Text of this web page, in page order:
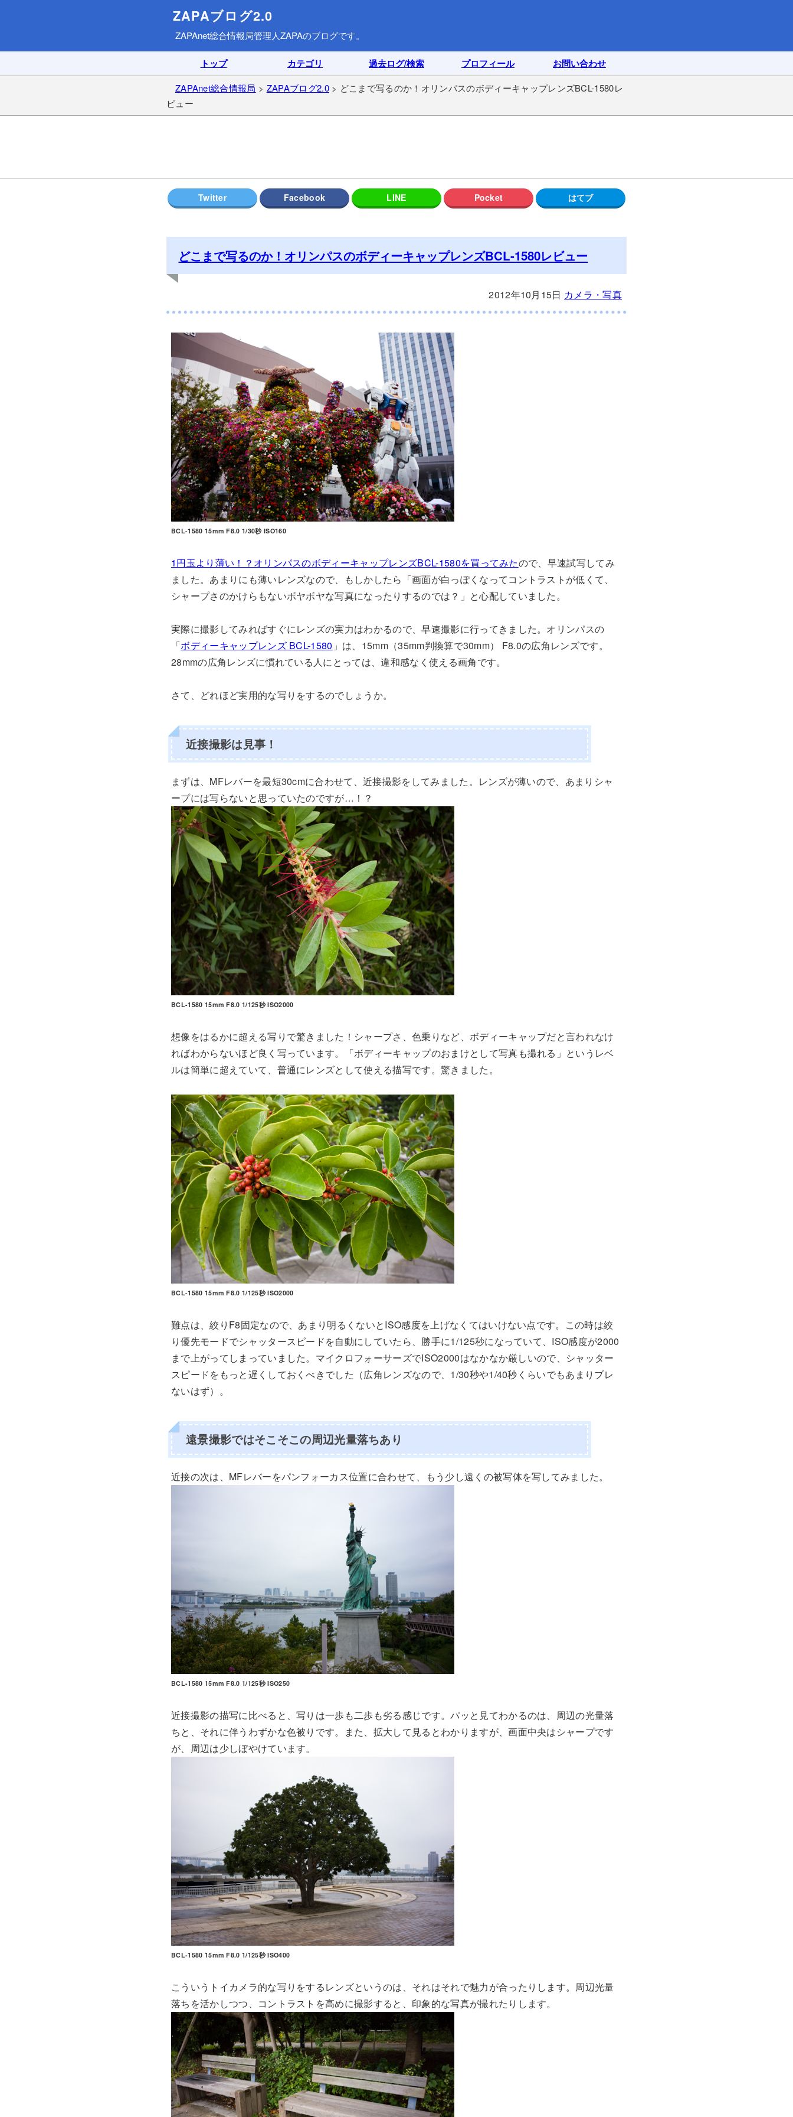
ZAPAブログ2.0
ZAPAnet総合情報局管理人ZAPAのブログです。
トップ カテゴリ 過去ログ/検索 プロフィール お問い合わせ
ZAPAnet総合情報局 > ZAPAブログ2.0> どこまで写るのか！オリンパスのボディーキャップレンズBCL-1580レ
ビュー
どこまで写るのか！オリンパスのボディーキャップレンズBCL-1580レビュー
2012年10月15日 カメラ・写真
BCL-1580 15mm F8.0 1/30秒 ISO160
1円玉より薄い！？オリンパスのボディーキャップレンズBCL-1580を買ってみたので、早速試写してみ
ました。あまりにも薄いレンズなので、もしかしたら「画面が白っぽくなってコントラストが低くて、
シャープさのかけらもないボヤボヤな写真になったりするのでは？」と心配していました。
実際に撮影してみればすぐにレンズの実力はわかるので、早速撮影に行ってきました。オリンパスの
「ボディーキャップレンズ BCL-1580 」は、15mm（35mm判換算で30mm） F8.0の広角レンズです。
28mmの広角レンズに慣れている人にとっては、違和感なく使える画角です。
さて、どれほど実用的な写りをするのでしょうか。
近接撮影は見事！
まずは、MFレバーを最短30cmに合わせて、近接撮影をしてみました。レンズが薄いので、あまりシャ
ープには写らないと思っていたのですが…！？
BCL-1580 15mm F8.0 1/125秒 ISO2000
想像をはるかに超える写りで驚きました！シャープさ、色乗りなど、ボディーキャップだと言われなけ
ればわからないほど良く写っています。「ボディーキャップのおまけとして写真も撮れる」というレベ
ルは簡単に超えていて、普通にレンズとして使える描写です。驚きました。
BCL-1580 15mm F8.0 1/125秒 ISO2000
難点は、絞りF8固定なので、あまり明るくないとISO感度を上げなくてはいけない点です。この時は絞
り優先モードでシャッタースピードを自動にしていたら、勝手に1/125秒になっていて、ISO感度が2000
まで上がってしまっていました。マイクロフォーサーズでISO2000はなかなか厳しいので、シャッター
スピードをもっと遅くしておくべきでした（広角レンズなので、1/30秒や1/40秒くらいでもあまりブレ
ないはず）。
遠景撮影ではそこそこの周辺光量落ちあり
近接の次は、MFレバーをパンフォーカス位置に合わせて、もう少し遠くの被写体を写してみました。
BCL-1580 15mm F8.0 1/125秒 ISO250
近接撮影の描写に比べると、写りは一歩も二歩も劣る感じです。パッと見てわかるのは、周辺の光量落
ちと、それに伴うわずかな色被りです。また、拡大して見るとわかりますが、画面中央はシャープです
が、周辺は少しぼやけています。
BCL-1580 15mm F8.0 1/125秒 ISO400
こういうトイカメラ的な写りをするレンズというのは、それはそれで魅力が合ったりします。周辺光量
落ちを活かしつつ、コントラストを高めに撮影すると、印象的な写真が撮れたりします。